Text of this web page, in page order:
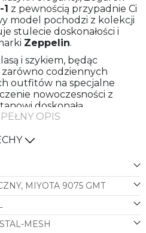
z pewnością przypadnie Ci
model pochodzi z kolekcji
stulecie doskonałości i
Zeppelin.
i szykiem, będąc
codziennych
outfitów na specjalne
nowoczesności z
doskonałą
ceniących wyrafinowany
stali zarówno
także elegancki wygląd,
dzięki stalowym
kształt okrągłej koperty
charakteru,
design.
OPIS
MIYOTA 9075 GMT
STAL-MESH